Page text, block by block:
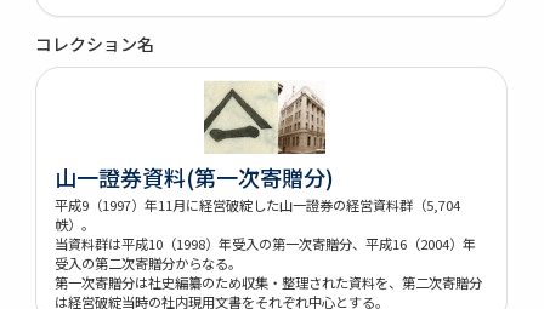
コレクション名
山一證券資料(第一次寄贈分)
平成9（1997）年11月に経営破綻した山一證券の経営資料群（5,704
帙）。
当資料群は平成10（1998）年受入の第一次寄贈分、平成16（2004）年
受入の第二次寄贈分からなる。
第一次寄贈分は社史編纂のため収集・整理された資料を、第二次寄贈分
は経営破綻当時の社内現用文書をそれぞれ中心とする。